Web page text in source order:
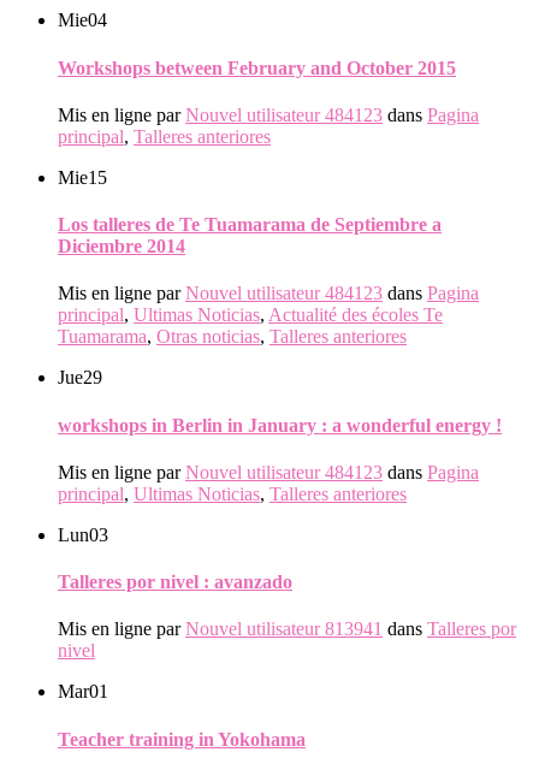
Mie04
Workshops between February and October 2015
Mis en ligne parNouvel utilisateur 484123 dans Pagina
principal, Talleres anteriores
Mie15
Los talleres de Te Tuamarama de Septiembre a
Diciembre 2014
Mis en ligne parNouvel utilisateur 484123 dans Pagina
principal, Ultimas Noticias, Actualité des écoles Te
Tuamarama, Otras noticias, Talleres anteriores
Jue29
workshops in Berlin in January : a wonderful energy !
Mis en ligne parNouvel utilisateur 484123 dans Pagina
principal, Ultimas Noticias, Talleres anteriores
Lun03
Talleres por nivel : avanzado
Mis en ligne parNouvel utilisateur 813941 dans Talleres por
nivel
Mar01
Teacher training in Yokohama